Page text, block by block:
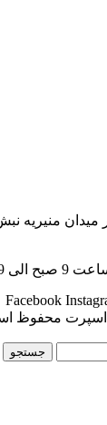
میدان
شما هستیم
Facebook
اسپرت محفوظ
جستجو